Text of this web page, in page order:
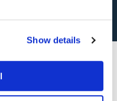
Show details
avez le